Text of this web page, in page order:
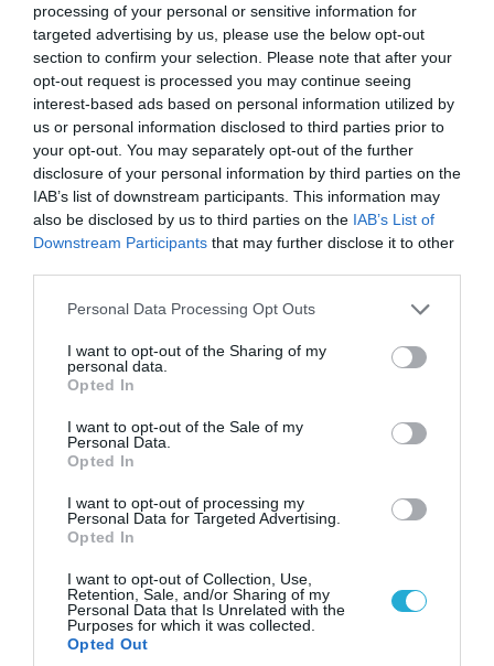
processing of your personal or sensitive information for
targeted advertising by us, please use the below opt-out
section to confirm your selection. Please note that after your
opt-out request is processed you may continue seeing
interest-based ads based on personal information utilized by
us or personal information disclosed to third parties prior to
your opt-out. You may separately opt-out of the further
disclosure of your personal information by third parties on the
IAB’s list of downstream participants. This information may
also be disclosed by us to third parties on the IAB’s List of
Downstream Participants that may further disclose it to other
Please note that this website/app uses one or more Google
not limited to your visit or usage behaviour. You may click to
grant or deny consent to Google and its third-party tags to
use your data for below specified purposes in below Google
consent section.
Personal Data Processing Opt Outs
I want to opt-out of the Sharing of my
personal data.
Opted In
I want to opt-out of the Sale of my
Personal Data.
Opted In
I want to opt-out of processing my
Personal Data for Targeted Advertising.
Opted In
I want to opt-out of Collection, Use,
Retention, Sale, and/or Sharing of my
Personal Data that Is Unrelated with the
Purposes for which it was collected.
Opted Out
06.08.2026 | 09:03
Μαροκινός παράνομος μετανάστης επιτέθηκε
σε 42χρονη σε στάση Τραμ στην Ισπανία και
απείλησε ότι θα την κακοποιήσει!
06.08.2026 | 09:02
ΗΠΑ: Το τελευταίο μήνυμα της μητέρας στον
πρώην σύζυγό της πριν από τη δολοφονία των
4 παιδιών τους – «Έχουν ίωση»